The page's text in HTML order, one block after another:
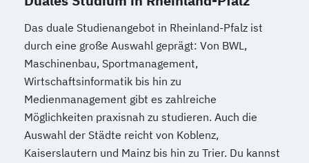
Das duale Studienangebot in Rheinland-Pfalz ist
durch eine große Auswahl geprägt: Von BWL,
Maschinenbau, Sportmanagement,
Wirtschaftsinformatik bis hin zu
Medienmanagement gibt es zahlreiche
Möglichkeiten praxisnah zu studieren. Auch die
Auswahl der Städte reicht von Koblenz,
Kaiserslautern und Mainz bis hin zu Trier. Du kannst